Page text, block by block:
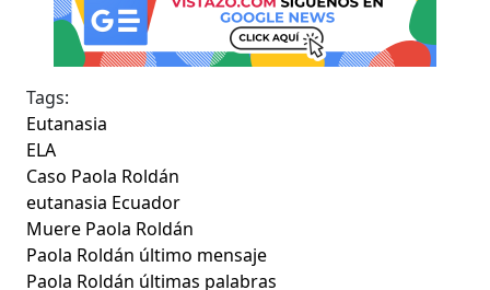
Tags:
Eutanasia
ELA
Caso Paola Roldán
eutanasia Ecuador
Muere Paola Roldán
Paola Roldán último mensaje
Paola Roldán últimas palabras